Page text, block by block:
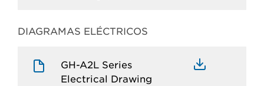
DIAGRAMAS ELÉCTRICOS
GH-A2L Series
Electrical Drawing